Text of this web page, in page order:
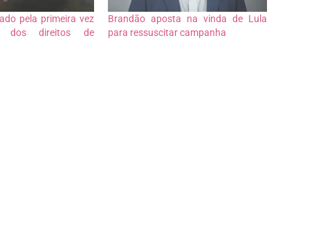
pela primeira vez
dos direitos de
Brandão aposta na vinda de Lula
para ressuscitar campanha